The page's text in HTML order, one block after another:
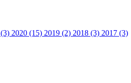
2020 (15) 2019 (2) 2018 (3) 2017 (3)